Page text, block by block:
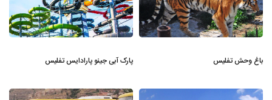
باغ وحش تفلیس پارک آبی جینو پارادایس تفلیس